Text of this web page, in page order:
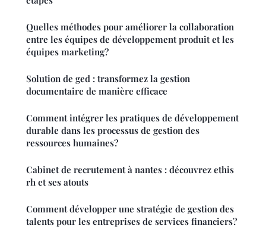
Quelles méthodes pour améliorer la collaboration
entre les équipes de développement produit et les
équipes marketing?
Solution de ged : transformez la gestion
documentaire de manière efficace
Comment intégrer les pratiques de développement
durable dans les processus de gestion des
ressources humaines?
Cabinet de recrutement à nantes : découvrez ethis
rh et ses atouts
Comment développer une stratégie de gestion des
talents pour les entreprises de services financiers?